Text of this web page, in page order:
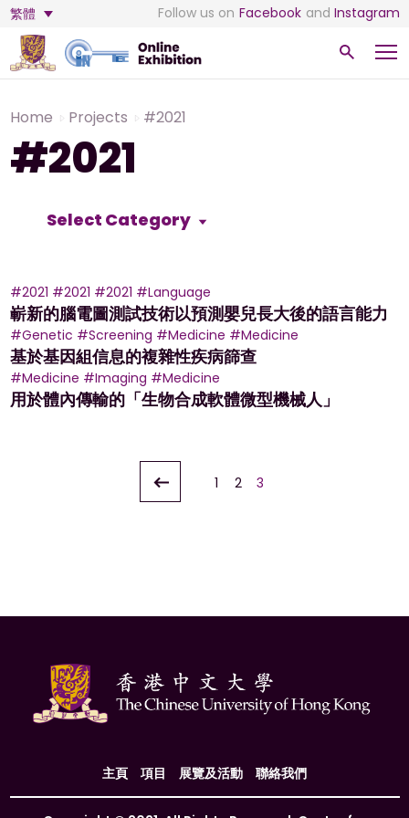
繁體 Follow us on Facebook and Instagram
Home Projects #2021
#2021
Select Category
#2021 #2021 #2021 #Language
嶄新的腦電圖測試技術以預測嬰兒長大後的語言能力
#Genetic #Screening #Medicine #Medicine
基於基因組信息的複雜性疾病篩查
#Medicine #Imaging #Medicine
用於體內傳輸的「生物合成軟體微型機械人」
覽
1 2 3
主頁 項目 展覽及活動 聯絡我們